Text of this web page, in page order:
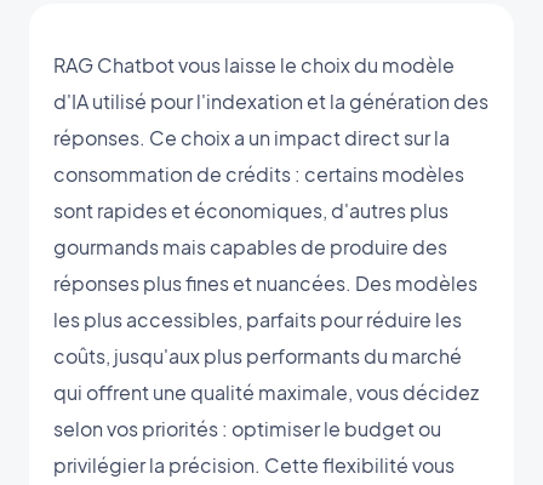
RAG Chatbot vous laisse le choix du modèle
d'IA utilisé pour l'indexation et la génération des
réponses. Ce choix a un impact direct sur la
consommation de crédits : certains modèles
sont rapides et économiques, d'autres plus
gourmands mais capables de produire des
réponses plus fines et nuancées. Des modèles
les plus accessibles, parfaits pour réduire les
coûts, jusqu'aux plus performants du marché
qui offrent une qualité maximale, vous décidez
selon vos priorités : optimiser le budget ou
privilégier la précision. Cette flexibilité vous